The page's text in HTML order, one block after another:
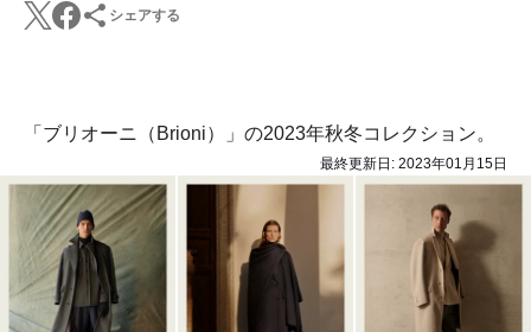
シェアする
「ブリオーニ（Brioni）」の2023年秋冬コレクション。
最終更新日: 2023年01月15日